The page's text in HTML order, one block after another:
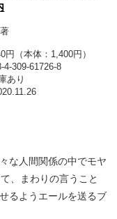
著
円（本体：1,400円）
4-309-61726-8
あり
な人間関係の中でモヤ
、まわりの言うこと
るようエールを送るブ